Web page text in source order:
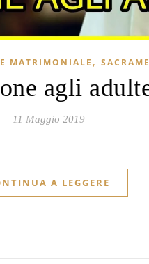
MATRIMONIALE ,
agli
11 Maggio 2019
A LEGGERE